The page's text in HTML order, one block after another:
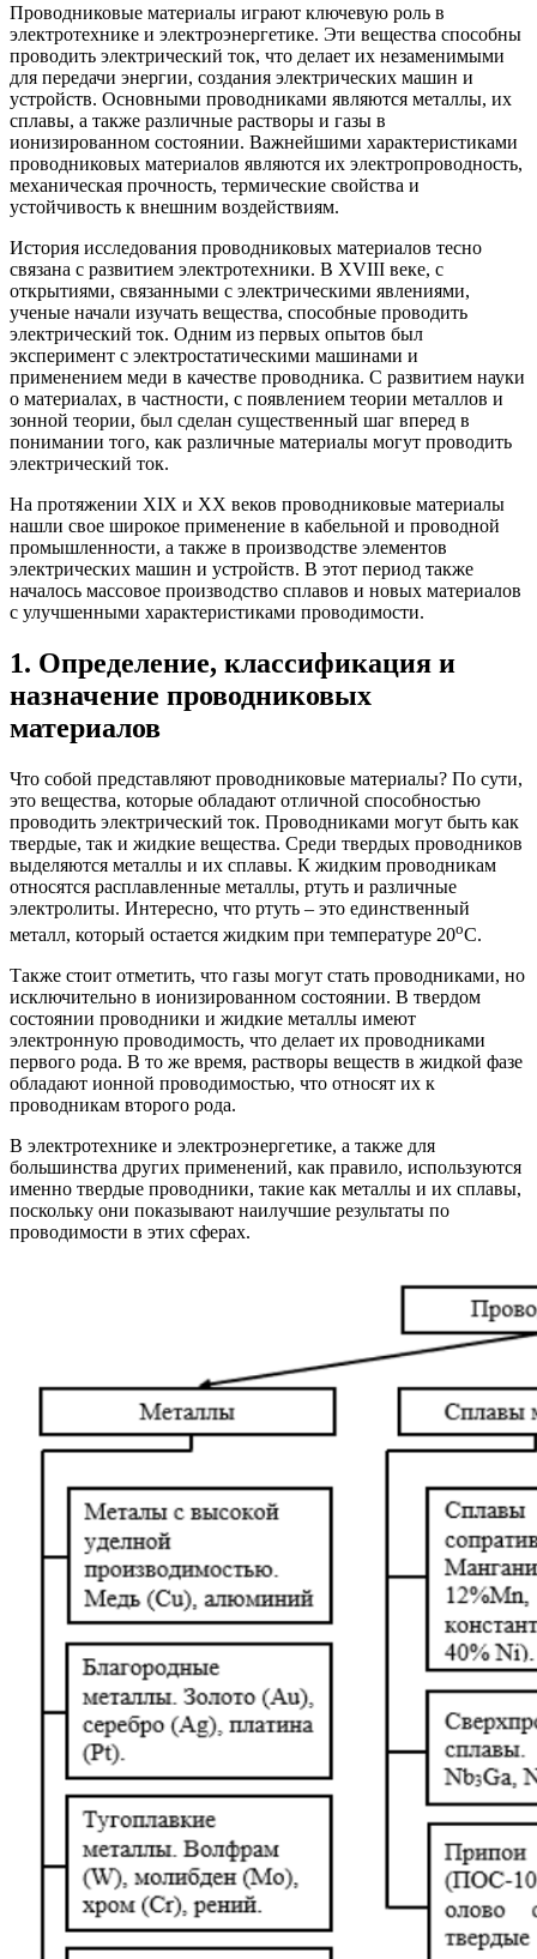
Проводниковые материалы играют ключевую роль в
электротехнике и электроэнергетике. Эти вещества способны
проводить электрический ток, что делает их незаменимыми
для передачи энергии, создания электрических машин и
устройств. Основными проводниками являются металлы, их
сплавы, а также различные растворы и газы в
ионизированном состоянии. Важнейшими характеристиками
проводниковых материалов являются их электропроводность,
механическая прочность, термические свойства и
устойчивость к внешним воздействиям.
История исследования проводниковых материалов тесно
связана с развитием электротехники. В XVIII веке, с
открытиями, связанными с электрическими явлениями,
ученые начали изучать вещества, способные проводить
электрический ток. Одним из первых опытов был
эксперимент с электростатическими машинами и
применением меди в качестве проводника. С развитием науки
о материалах, в частности, с появлением теории металлов и
зонной теории, был сделан существенный шаг вперед в
понимании того, как различные материалы могут проводить
электрический ток.
На протяжении XIX и XX веков проводниковые материалы
нашли свое широкое применение в кабельной и проводной
промышленности, а также в производстве элементов
электрических машин и устройств. В этот период также
началось массовое производство сплавов и новых материалов
с улучшенными характеристиками проводимости.
1. Определение, классификация и
назначение проводниковых
материалов
Что собой представляют проводниковые материалы? По сути,
это вещества, которые обладают отличной способностью
проводить электрический ток. Проводниками могут быть как
твердые, так и жидкие вещества. Среди твердых проводников
выделяются металлы и их сплавы. К жидким проводникам
относятся расплавленные металлы, ртуть и различные
электролиты. Интересно, что ртуть – это единственный
металл, который остается жидким при температуре 20оС.
Также стоит отметить, что газы могут стать проводниками, но
исключительно в ионизированном состоянии. В твердом
состоянии проводники и жидкие металлы имеют
электронную проводимость, что делает их проводниками
первого рода. В то же время, растворы веществ в жидкой фазе
обладают ионной проводимостью, что относят их к
проводникам второго рода.
В электротехнике и электроэнергетике, а также для
большинства других применений, как правило, используются
именно твердые проводники, такие как металлы и их сплавы,
поскольку они показывают наилучшие результаты по
проводимости в этих сферах.